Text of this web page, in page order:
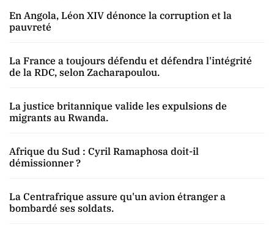
En Angola, Léon XIV dénonce la corruption et la
pauvreté
La France a toujours défendu et défendra l'intégrité
de la RDC, selon Zacharapoulou.
La justice britannique valide les expulsions de
migrants au Rwanda.
Afrique du Sud : Cyril Ramaphosa doit-il
démissionner ?
La Centrafrique assure qu'un avion étranger a
bombardé ses soldats.